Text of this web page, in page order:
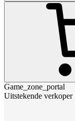
Game_zone_portal
Uitstekende verkoper